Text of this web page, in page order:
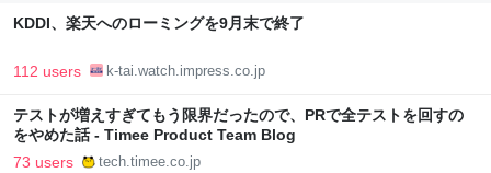
KDDI、楽天へのローミングを9月末で終了
112 users k-tai.watch.impress.co.jp
テストが増えすぎてもう限界だったので、PRで全テストを回すの
をやめた話 - Timee Product Team Blog
73 users tech.timee.co.jp